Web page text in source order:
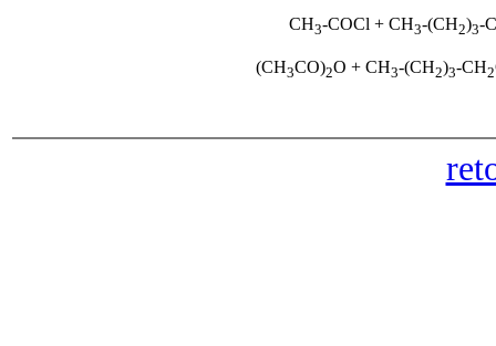
CH3-COCl + CH3-(CH2)3-
(CH3CO)2O + CH3-(CH2)3-CH2